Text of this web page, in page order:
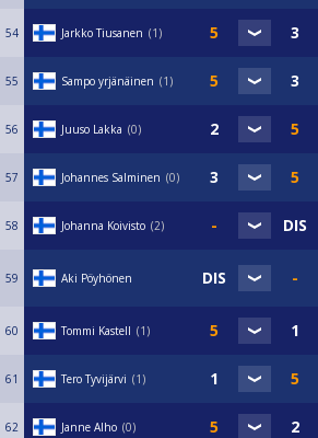
54 Jarkko Tiusanen 1
55 Sampo yrjänäinen 1
56 Juuso Lakka 0
57 Johannes Salminen 0
58 Johanna Koivisto 2
59 Aki Pöyhönen
60 Tommi Kastell 1
61 Tero Tyvijärvi 1
62 Janne Alho 0